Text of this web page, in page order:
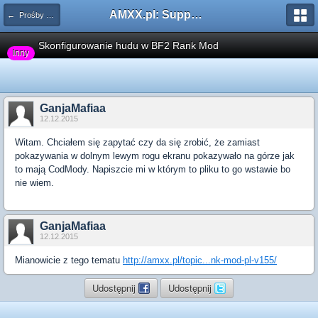
← Prośby o modyfikacje modów AMXX.pl: Support AMX Mod X i SourceMod
Inny
Skonfigurowanie hudu w BF2 Rank Mod
GanjaMafiaa
12.12.2015
Witam. Chciałem się zapytać czy da się zrobić, że zamiast
pokazywania w dolnym lewym rogu ekranu pokazywało na górze jak
to mają CodMody. Napiszcie mi w którym to pliku to go wstawie bo
nie wiem.
GanjaMafiaa
12.12.2015
Mianowicie z tego tematu http://amxx.pl/topic...nk-mod-pl-v155/
Udostępnij Udostępnij